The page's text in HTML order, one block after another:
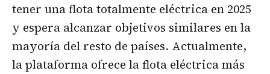
tener una flota totalmente eléctrica en 2025
y espera alcanzar objetivos similares en la
mayoría del resto de países. Actualmente,
la plataforma ofrece la flota eléctrica más